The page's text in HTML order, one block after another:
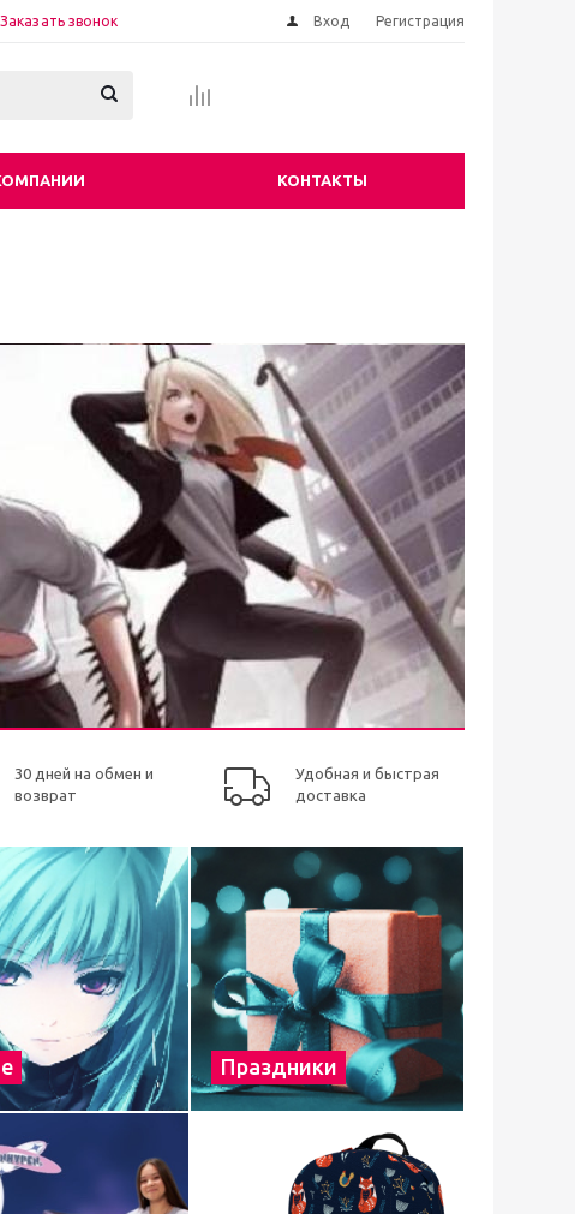
Заказать звонок Вход Регистрация
КОНТАКТЫ
30 дней на обмен и
возврат
Удобная и быстрая
доставка
Праздники